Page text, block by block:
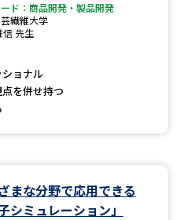
テレメール全国一斉進学調査
ド：商品開発・製品開発
繊維大学
信 先生
ショナル
点を併せ持つ
まな分野で応用できる
シミュレーション」